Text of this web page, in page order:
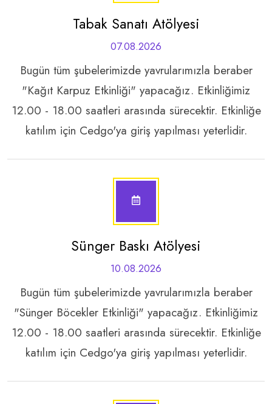
Tabak Sanatı Atölyesi
07.08.2026
Bugün tüm şubelerimizde yavrularımızla beraber
"Kağıt Karpuz Etkinliği" yapacağız. Etkinliğimiz
12.00 - 18.00 saatleri arasında sürecektir. Etkinliğe
katılım için Cedgo'ya giriş yapılması yeterlidir.
Sünger Baskı Atölyesi
10.08.2026
Bugün tüm şubelerimizde yavrularımızla beraber
"Sünger Böcekler Etkinliği" yapacağız. Etkinliğimiz
12.00 - 18.00 saatleri arasında sürecektir. Etkinliğe
katılım için Cedgo'ya giriş yapılması yeterlidir.